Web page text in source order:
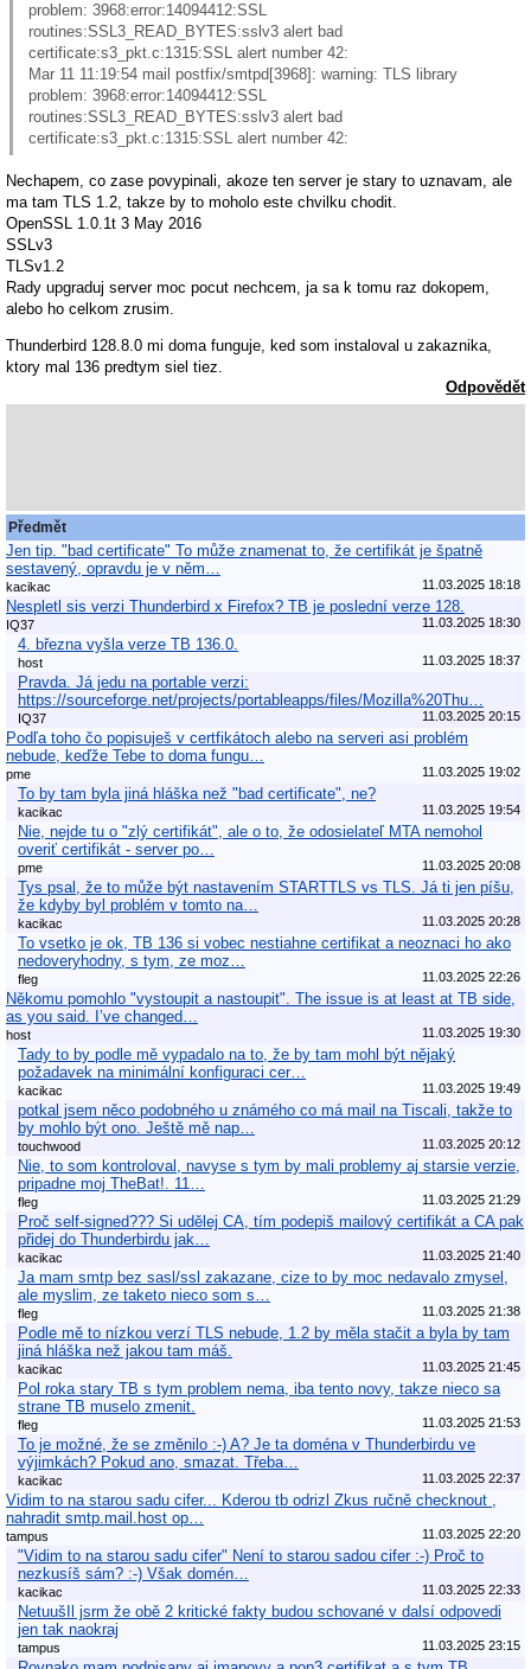
problem: 3968:error:14094412:SSL
routines:SSL3_READ_BYTES:sslv3 alert bad
certificate:s3_pkt.c:1315:SSL alert number 42:
Mar 11 11:19:54 mail postfix/smtpd[3968]: warning: TLS library
problem: 3968:error:14094412:SSL
routines:SSL3_READ_BYTES:sslv3 alert bad
certificate:s3_pkt.c:1315:SSL alert number 42:
Nechapem, co zase povypinali, akoze ten server je stary to uznavam, ale
ma tam TLS 1.2, takze by to moholo este chvilku chodit.
OpenSSL 1.0.1t 3 May 2016
SSLv3
TLSv1.2
Rady upgraduj server moc pocut nechcem, ja sa k tomu raz dokopem,
alebo ho celkom zrusim.
Thunderbird 128.8.0 mi doma funguje, ked som instaloval u zakaznika,
ktory mal 136 predtym siel tiez.
Odpovědět
Předmět
Jen tip. "bad certificate" To může znamenat to, že certifikát je špatně
sestavený, opravdu je v něm…
kacikac 11.03.2025 18:18
Nespletl sis verzi Thunderbird x Firefox? TB je poslední verze 128.
IQ37 11.03.2025 18:30
4. března vyšla verze TB 136.0.
host 11.03.2025 18:37
Pravda. Já jedu na portable verzi:
https://sourceforge.net/projects/portableapps/files/Mozilla%20Thu…
IQ37 11.03.2025 20:15
Podľa toho čo popisuješ v certfikátoch alebo na serveri asi problém
nebude, keďže Tebe to doma fungu…
pme 11.03.2025 19:02
To by tam byla jiná hláška než "bad certificate", ne?
kacikac 11.03.2025 19:54
Nie, nejde tu o "zlý certifikát", ale o to, že odosielateľ MTA nemohol
overiť certifikát - server po…
pme 11.03.2025 20:08
Tys psal, že to může být nastavením STARTTLS vs TLS. Já ti jen píšu,
že kdyby byl problém v tomto na…
kacikac 11.03.2025 20:28
To vsetko je ok, TB 136 si vobec nestiahne certifikat a neoznaci ho ako
nedoveryhodny, s tym, ze moz…
fleg 11.03.2025 22:26
Někomu pomohlo "vystoupit a nastoupit". The issue is at least at TB side,
as you said. I’ve changed…
host 11.03.2025 19:30
Tady to by podle mě vypadalo na to, že by tam mohl být nějaký
požadavek na minimální konfiguraci cer…
kacikac 11.03.2025 19:49
potkal jsem něco podobného u známého co má mail na Tiscali, takže to
by mohlo být ono. Ještě mě nap…
touchwood 11.03.2025 20:12
Nie, to som kontroloval, navyse s tym by mali problemy aj starsie verzie,
pripadne moj TheBat!. 11…
fleg 11.03.2025 21:29
Proč self-signed??? Si udělej CA, tím podepiš mailový certifikát a CA pak
přidej do Thunderbirdu jak…
kacikac 11.03.2025 21:40
Ja mam smtp bez sasl/ssl zakazane, cize to by moc nedavalo zmysel,
ale myslim, ze taketo nieco som s…
fleg 11.03.2025 21:38
Podle mě to nízkou verzí TLS nebude, 1.2 by měla stačit a byla by tam
jiná hláška než jakou tam máš.
kacikac 11.03.2025 21:45
Pol roka stary TB s tym problem nema, iba tento novy, takze nieco sa
strane TB muselo zmenit.
fleg 11.03.2025 21:53
To je možné, že se změnilo :-) A? Je ta doména v Thunderbirdu ve
výjimkách? Pokud ano, smazat. Třeba…
kacikac 11.03.2025 22:37
Vidim to na starou sadu cifer... Kderou tb odrizl Zkus ručně checknout ,
nahradit smtp.mail.host op…
tampus 11.03.2025 22:20
"Vidim to na starou sadu cifer" Není to starou sadou cifer :-) Proč to
nezkusíš sám? :-) Však domén…
kacikac 11.03.2025 22:33
NetuušIl jsrm že obě 2 kritické fakty budou schované v dalsí odpovedi
jen tak naokraj
tampus 11.03.2025 23:15